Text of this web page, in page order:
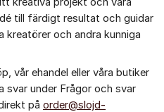
till färdigt resultat och guidar
kreatörer och andra kunniga
vår ehandel eller våra butiker
svar under Frågor och svar
på order@slojd-